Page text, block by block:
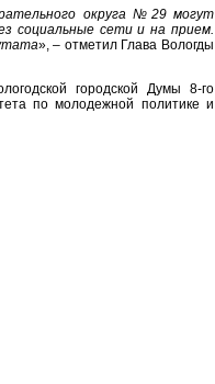
округа №29 могут
социальные сети и на прием.
», – отметил Глава Вологды
городской Думы 8-го
по молодежной политике и